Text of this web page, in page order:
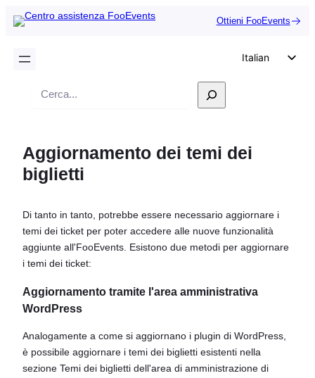
Ottieni FooEvents
Italian
Spanish
Polish
Czech
Ricerca
Aggiornamento dei temi dei
biglietti
Di tanto in tanto, potrebbe essere necessario aggiornare i
temi dei ticket per poter accedere alle nuove funzionalità
aggiunte all'FooEvents. Esistono due metodi per aggiornare
i temi dei ticket:
Aggiornamento tramite l'area amministrativa
WordPress
Analogamente a come si aggiornano i plugin di WordPress,
è possibile aggiornare i temi dei biglietti esistenti nella
sezione Temi dei biglietti dell'area di amministrazione di